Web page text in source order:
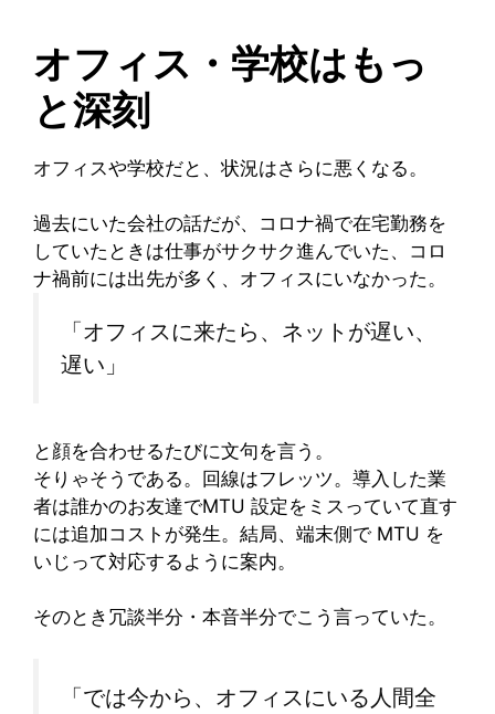
オフィス・学校はもっ
と深刻
オフィスや学校だと、状況はさらに悪くなる。
過去にいた会社の話だが、コロナ禍で在宅勤務を
していたときは仕事がサクサク進んでいた、コロ
ナ禍前には出先が多く、オフィスにいなかった。
「オフィスに来たら、ネットが遅い、
遅い」
と顔を合わせるたびに文句を言う。
そりゃそうである。回線はフレッツ。導入した業
者は誰かのお友達でMTU 設定をミスっていて直す
には追加コストが発生。結局、端末側で MTU を
いじって対応するように案内。
そのとき冗談半分・本音半分でこう言っていた。
「では今から、オフィスにいる人間全